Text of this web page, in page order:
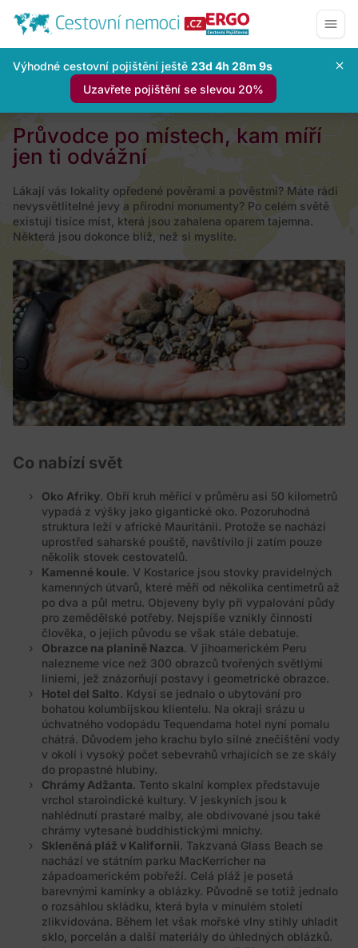
Výhodné cestovní pojištění ještě 23d 4h 28m 8s
Uzavřete pojištění se slevou 20%
Průvodce po místech, kam míří
jen ti odvážní
Lákají vás lokality opředené pověrami a pověstmi? Máte rádi
nevysvětlitelné jevy a přírodní monumenty? Po celém světě
existují tisíce míst, která jsou zahalena oparem tajemna.
Některá jsou dokonce blíž, než si myslíte.
Co nabízí svět
Oko Afriky. Obří kruh měřící v průměru asi 50 kilometrů
vypadá z výšky jako gigantické oko. Pozoruhodná
struktura leží v africké Mauritánii. Protože se nachází
uprostřed saharské pouště, navštívilo ji zatím pouze
několik stovek cestovatelů.
Kamenné koule. V Kostarice jsou stovky pravidelných
kamenných útvarů, které měří od několika centimetrů až
po dva a půl metru. Objeveny byly při vypalování půdy
pro zemědělské potřeby. Nejspíše vznikly činností
člověka, o jejich původu se však stále debatuje.
Obrazce na planině Nazca. V jihoamerickém Peru
nalezneme více než 300 obrazců tvořených světlými
liniemi, jež znázorňují postavy i geometrické obrazce.
Hotel del Salto. Kdysi se jednalo o ubytování pro
bohatou kolumbijskou klientelu. Na okraji srázu u
úchvatného vodopádu Tequendama hotel nyní pomalu
chátrá. Důvodem jeho krachu bylo silné znečištění vody
v okolí i vysoký počet sebevrahů vrhajících se ze skály
do propastné hlubiny.
Chrámy Adžanta. Tento skalní komplex představuje
vrchol staroindické kultury. V jeskyních jsou k
nahlédnutí prastaré malby, ale obdivované jsou také
chrámy vytesané buddhistickými mnichy.
Skleněná pláž v Kalifornii. Takzvaná Glass Beach se
nachází ve státním parku MacKerricher na
západoamerickém pobřeží. Celá pláž je posetá
barevnými kamínky a oblázky. Původně se totiž jednalo
o rozsáhlou skládku, která byla v minulém století
zlikvidována. Během let však mořské vlny stihly uhladit
sklo, porcelán a další materiály do úhledných oblázků.